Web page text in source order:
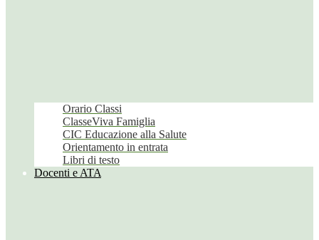
Orario Classi
ClasseViva Famiglia
CIC Educazione alla Salute
Orientamento in entrata
Libri di testo
Docenti e ATA